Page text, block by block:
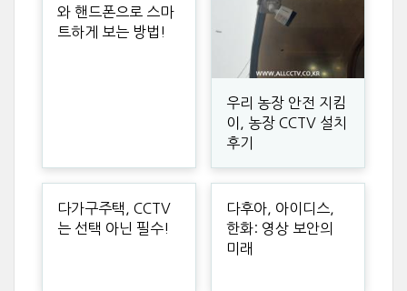
와 핸드폰으로 스마
트하게 보는 방법!
우리 농장 안전 지킴
이, 농장 CCTV 설치
후기
다가구주택, CCTV
는 선택 아닌 필수!
다후아, 아이디스,
한화: 영상 보안의
미래